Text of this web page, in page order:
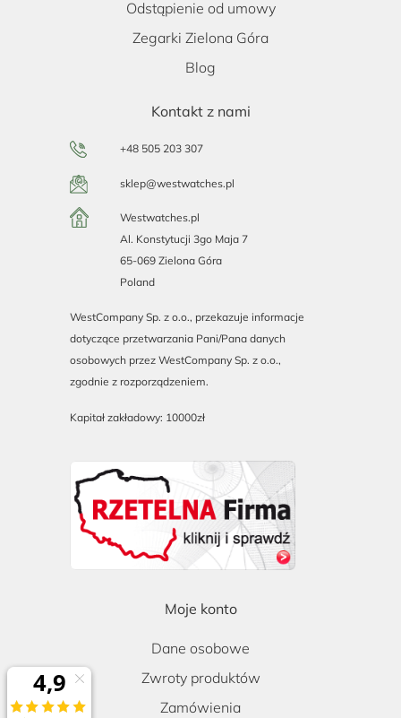
Odstąpienie od umowy
Zegarki Zielona Góra
Blog
Kontakt z nami
+48 505 203 307
sklep@westwatches.pl
Westwatches.pl
Al. Konstytucji 3go Maja 7
65-069 Zielona Góra
Poland
WestCompany Sp. z o.o., przekazuje informacje
dotyczące przetwarzania Pani/Pana danych
osobowych przez WestCompany Sp. z o.o.,
zgodnie z rozporządzeniem.
Kapitał zakładowy: 10000zł
Moje konto
Dane osobowe
Zwroty produktów
Zamówienia